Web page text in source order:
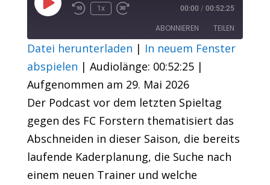
Play
Episode
1x 00:00 / 00:52:25
ABONNIEREN TEILEN
RSS FEED
TEILEN
LINK
Datei herunterladen | In neuem Fenster
abspielen | Audiolänge: 00:52:25|
Aufgenommen am 29. Mai 2026
Der Podcast vor dem letzten Spieltag
gegen des FC Forstern thematisiert das
Abschneiden in dieser Saison, die bereits
laufende Kaderplanung, die Suche nach
einem neuen Trainer und welche